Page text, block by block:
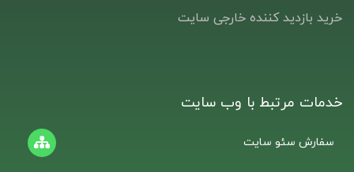
خرید بازدید کننده خارجی سایت
خدمات مرتبط با وب سایت
سفارش سئو سایت